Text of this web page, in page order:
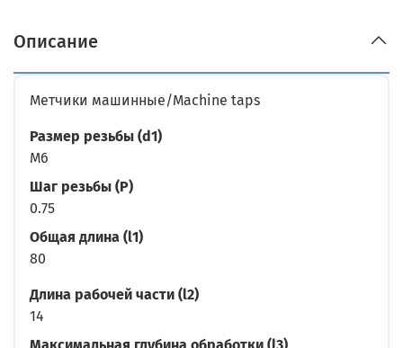
Описание
Метчики машинные/Machine taps
Размер резьбы (d1)
M6
Шаг резьбы (P)
0.75
Общая длина (l1)
80
Длина рабочей части (l2)
14